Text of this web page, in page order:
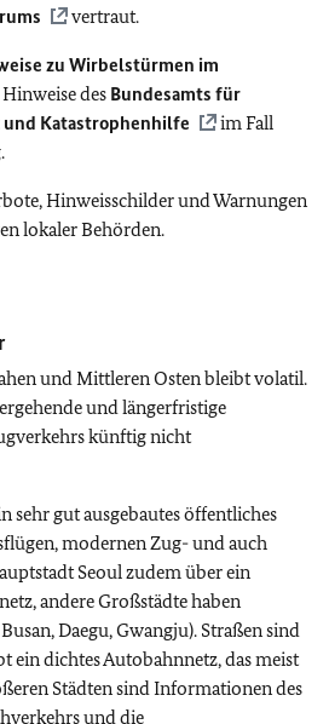
vertraut.
zu Wirbelstürmen im
des Bundesamts für
Katastrophenhilfe
im Fall
Hinweisschilder und Warnungen
lokaler Behörden.
und Mittleren Osten bleibt volatil.
und längerfristige
künftig nicht
sehr gut ausgebautes öffentliches
modernen Zug- und auch
Seoul zudem über ein
andere Großstädte haben
Busan, Daegu, Gwangju). Straßen sind
ein dichtes Autobahnnetz, das meist
Städten sind Informationen des
und die